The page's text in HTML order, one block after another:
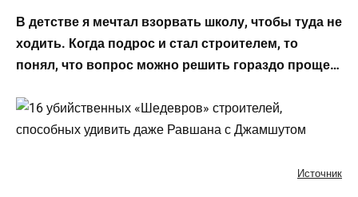
В детстве я мечтал взорвать школу, чтобы туда не
ходить. Когда подрос и стал строителем, то
понял, что вопрос можно решить гораздо проще…
Источник